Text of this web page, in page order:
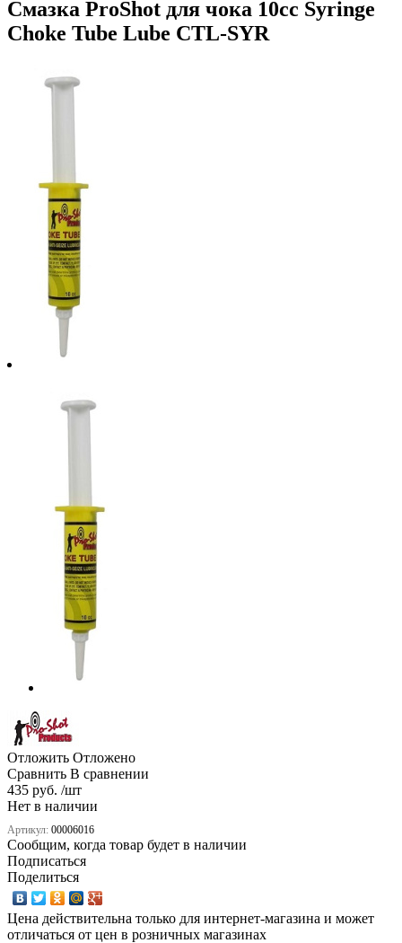
Смазка ProShot для чока 10cc Syringe
Choke Tube Lube CTL-SYR
Отложить Отложено
Сравнить В сравнении
435 руб. /шт
Нет в наличии
Артикул: 00006016
Сообщим, когда товар будет в наличии
Подписаться
Поделиться
Цена действительна только для интернет-магазина и может
отличаться от цен в розничных магазинах